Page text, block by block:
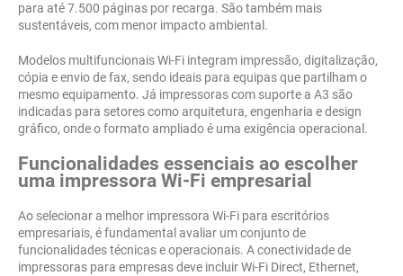
para até 7.500 páginas por recarga. São também mais
sustentáveis, com menor impacto ambiental.
Modelos multifuncionais Wi-Fi integram impressão, digitalização,
cópia e envio de fax, sendo ideais para equipas que partilham o
mesmo equipamento. Já impressoras com suporte a A3 são
indicadas para setores como arquitetura, engenharia e design
gráfico, onde o formato ampliado é uma exigência operacional.
Funcionalidades essenciais ao escolher
uma impressora Wi-Fi empresarial
Ao selecionar a melhor impressora Wi-Fi para escritórios
empresariais, é fundamental avaliar um conjunto de
funcionalidades técnicas e operacionais. A conectividade de
impressoras para empresas deve incluir Wi-Fi Direct, Ethernet,